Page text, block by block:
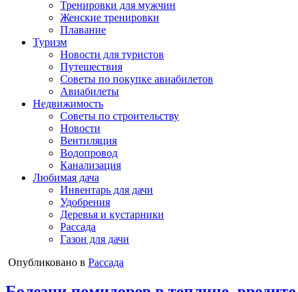
Тренировки для мужчин
Женские тренировки
Плавание
Туризм
Новости для туристов
Путешествия
Советы по покупке авиабилетов
Авиабилеты
Недвижимость
Советы по строительству
Новости
Вентиляция
Водопровод
Канализация
Любимая дача
Инвентарь для дачи
Удобрения
Деревья и кустарники
Рассада
Газон для дачи
Опубликовано в Рассада